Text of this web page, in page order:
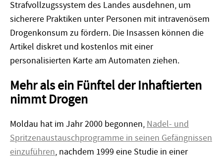
Strafvollzugssystem des Landes ausdehnen, um
sicherere Praktiken unter Personen mit intravenösem
Drogenkonsum zu fördern. Die Insassen können die
Artikel diskret und kostenlos mit einer
personalisierten Karte am Automaten ziehen.
Mehr als ein Fünftel der Inhaftierten
nimmt Drogen
Moldau hat im Jahr 2000 begonnen, Nadel- und
Spritzenaustauschprogramme in seinen Gefängnissen
einzuführen, nachdem 1999 eine Studie in einer